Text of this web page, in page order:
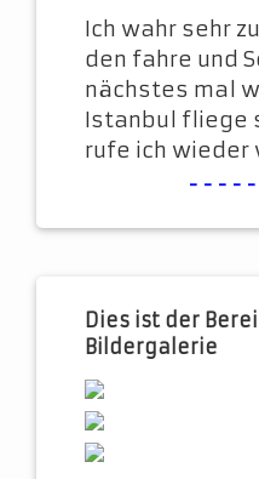
Ich wahr sehr
den fahre und
nächstes mal
Istanbul fliege
rufe ich wieder
Dies ist der
Bildergalerie